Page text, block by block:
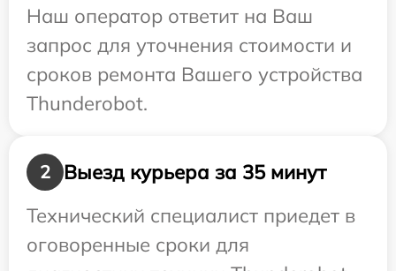
Наш оператор ответит на Ваш
запрос для уточнения стоимости и
сроков ремонта Вашего устройства
Thunderobot.
2
Выезд курьера за 35 минут
Технический специалист приедет в
оговоренные сроки для